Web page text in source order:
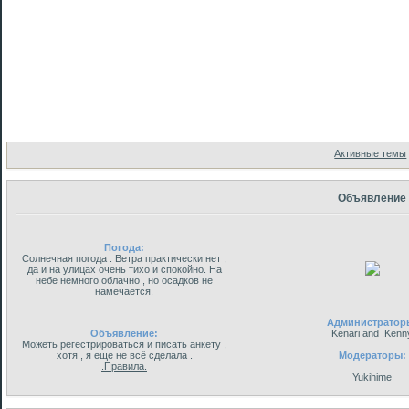
Активные темы
Объявление
Погода:
Солнечная погода . Ветра практически нет ,
да и на улицах очень тихо и спокойно. На
небе немного облачно , но осадков не
намечается.
Объявление:
Можеть регестрироваться и писать анкету ,
хотя , я еще не всё сделала .
.Правила.
Kenari and
Модераторы:
Yukihime